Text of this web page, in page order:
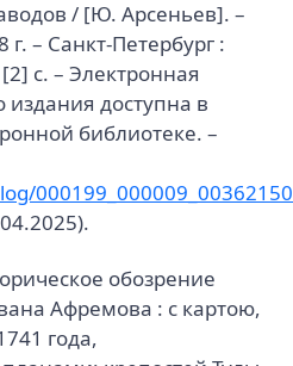
/ [Ю. Арсеньев]. –
– Санкт-Петербург :
с. – Электронная
издания доступна в
библиотеке. –
обозрение
Афремова : с картою,
года,